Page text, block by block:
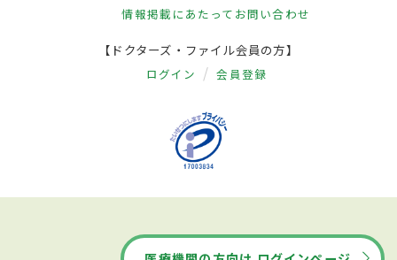
情報掲載にあたって お問い合わせ
【ドクターズ・ファイル会員の方】
ログイン 会員登録